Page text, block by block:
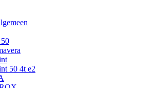
50 4t e2